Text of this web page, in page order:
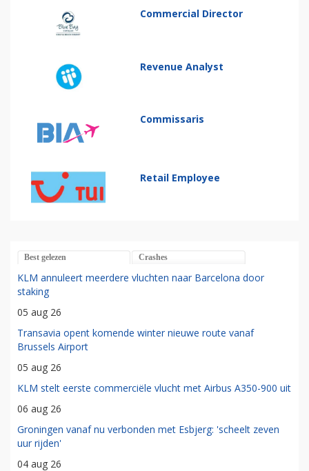
Commercial Director
Revenue Analyst
Commissaris
Retail Employee
Best gelezen Crashes
KLM annuleert meerdere vluchten naar Barcelona door
staking
05 aug 26
Transavia opent komende winter nieuwe route vanaf
Brussels Airport
05 aug 26
KLM stelt eerste commerciële vlucht met Airbus A350-900 uit
06 aug 26
Groningen vanaf nu verbonden met Esbjerg: 'scheelt zeven
uur rijden'
04 aug 26